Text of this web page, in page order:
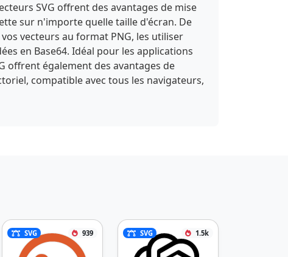
SVG offrent des avantages de mise
sur n'importe quelle taille d'écran. De
vecteurs au format PNG, les utiliser
en Base64. Idéal pour les applications
offrent également des avantages de
compatible avec tous les navigateurs,
SVG 939 SVG 1.5k